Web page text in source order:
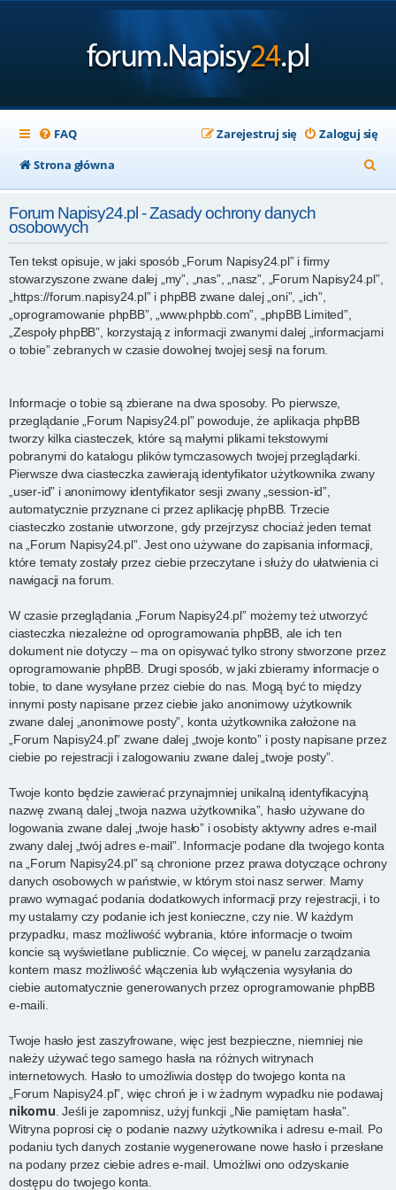
FAQ Zaloguj się
Zarejestruj się
Strona główna
z
k
Forum Napisy24.pl - Zasady ochrony danych
osobowych
Ten tekst opisuje, w jaki sposób „Forum Napisy24.pl” i firmy
stowarzyszone zwane dalej „my”, „nas”, „nasz”, „Forum Napisy24.pl”,
„https://forum.napisy24.pl” i phpBB zwane dalej „oni”, „ich”,
„oprogramowanie phpBB”, „www.phpbb.com”, „phpBB Limited”,
„Zespoły phpBB”, korzystają z informacji zwanymi dalej „informacjami
o tobie” zebranych w czasie dowolnej twojej sesji na forum.
Informacje o tobie są zbierane na dwa sposoby. Po pierwsze,
przeglądanie „Forum Napisy24.pl” powoduje, że aplikacja phpBB
tworzy kilka ciasteczek, które są małymi plikami tekstowymi
pobranymi do katalogu plików tymczasowych twojej przeglądarki.
Pierwsze dwa ciasteczka zawierają identyfikator użytkownika zwany
„user-id” i anonimowy identyfikator sesji zwany „session-id”,
automatycznie przyznane ci przez aplikację phpBB. Trzecie
ciasteczko zostanie utworzone, gdy przejrzysz chociaż jeden temat
na „Forum Napisy24.pl”. Jest ono używane do zapisania informacji,
które tematy zostały przez ciebie przeczytane i służy do ułatwienia ci
nawigacji na forum.
W czasie przeglądania „Forum Napisy24.pl” możemy też utworzyć
ciasteczka niezależne od oprogramowania phpBB, ale ich ten
dokument nie dotyczy – ma on opisywać tylko strony stworzone przez
oprogramowanie phpBB. Drugi sposób, w jaki zbieramy informacje o
tobie, to dane wysyłane przez ciebie do nas. Mogą być to między
innymi posty napisane przez ciebie jako anonimowy użytkownik
zwane dalej „anonimowe posty”, konta użytkownika założone na
„Forum Napisy24.pl” zwane dalej „twoje konto” i posty napisane przez
ciebie po rejestracji i zalogowaniu zwane dalej „twoje posty”.
Twoje konto będzie zawierać przynajmniej unikalną identyfikacyjną
nazwę zwaną dalej „twoja nazwa użytkownika”, hasło używane do
logowania zwane dalej „twoje hasło” i osobisty aktywny adres e-mail
zwany dalej „twój adres e-mail”. Informacje podane dla twojego konta
na „Forum Napisy24.pl” są chronione przez prawa dotyczące ochrony
danych osobowych w państwie, w którym stoi nasz serwer. Mamy
prawo wymagać podania dodatkowych informacji przy rejestracji, i to
my ustalamy czy podanie ich jest konieczne, czy nie. W każdym
przypadku, masz możliwość wybrania, które informacje o twoim
koncie są wyświetlane publicznie. Co więcej, w panelu zarządzania
kontem masz możliwość włączenia lub wyłączenia wysyłania do
ciebie automatycznie generowanych przez oprogramowanie phpBB
e-maili.
Twoje hasło jest zaszyfrowane, więc jest bezpieczne, niemniej nie
należy używać tego samego hasła na różnych witrynach
internetowych. Hasło to umożliwia dostęp do twojego konta na
„Forum Napisy24.pl”, więc chroń je i w żadnym wypadku nie podawaj
nikomu . Jeśli je zapomnisz, użyj funkcji „Nie pamiętam hasła”.
Witryna poprosi cię o podanie nazwy użytkownika i adresu e-mail. Po
podaniu tych danych zostanie wygenerowane nowe hasło i przesłane
na podany przez ciebie adres e-mail. Umożliwi ono odzyskanie
dostępu do twojego konta.